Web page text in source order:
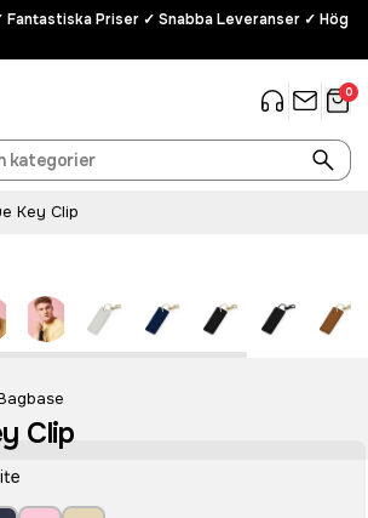
Priser ✓ Snabba Leveranser ✓ Hög
0
Key Clip
Clip